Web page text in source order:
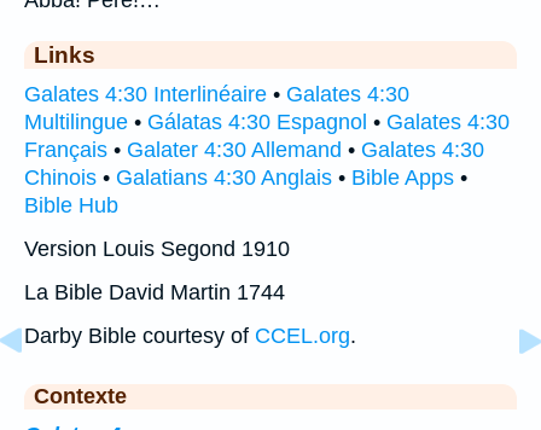
Links
Galates 4:30 Interlinéaire • Galates 4:30
Multilingue • Gálatas 4:30 Espagnol • Galates 4:30
Français • Galater 4:30 Allemand • Galates 4:30
Chinois • Galatians 4:30 Anglais • Bible Apps •
Bible Hub
Version Louis Segond 1910
La Bible David Martin 1744
Darby Bible courtesy of CCEL.org.
Contexte